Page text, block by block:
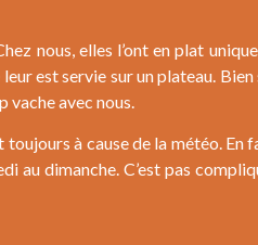
nous, elles l’ont en plat
est servie sur un plateau. Bien
vache avec nous.
à cause de la météo. En
dimanche. C’est pas